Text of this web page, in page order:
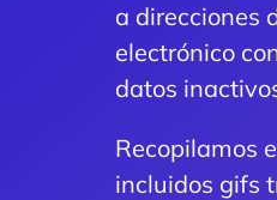
a direcciones
electrónico
datos
Recopilamos
incluidos gifs